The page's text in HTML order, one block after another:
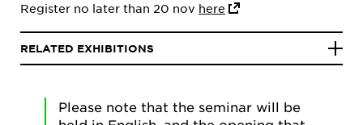
Please note that the seminar will be
Register no later than 20 nov here
RELATED EXHIBITIONS